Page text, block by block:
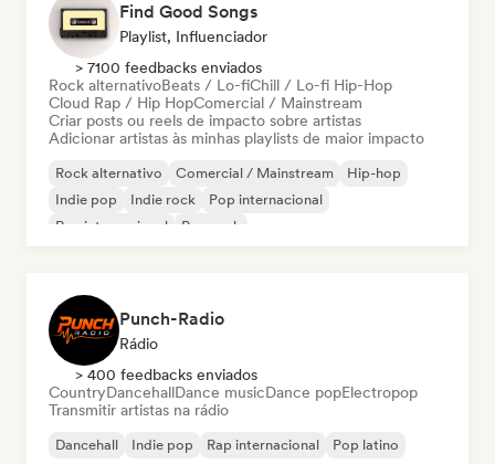
Find Good Songs
Playlist, Influenciador
> 7100 feedbacks enviados
Rock alternativoBeats / Lo-fiChill / Lo-fi Hip-Hop
Cloud Rap / Hip HopComercial / Mainstream
Criar posts ou reels de impacto sobre artistas
Adicionar artistas às minhas playlists de maior impacto
Rock alternativo Comercial / Mainstream
Hip-hop
Indie pop
Indie rock
Pop internacional
Rap internacional
Pop rock
Punch-Radio
Rádio
> 400 feedbacks enviados
CountryDancehallDance musicDance popElectropop
Transmitir artistas na rádio
Dancehall Indie pop Rap internacional
Pop latino